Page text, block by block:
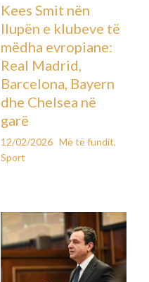
Kees Smit nën
llupën e klubeve të
mëdha evropiane:
Real Madrid,
Barcelona, Bayern
dhe Chelsea në
garë
12/02/2026 Më të fundit,
Sport